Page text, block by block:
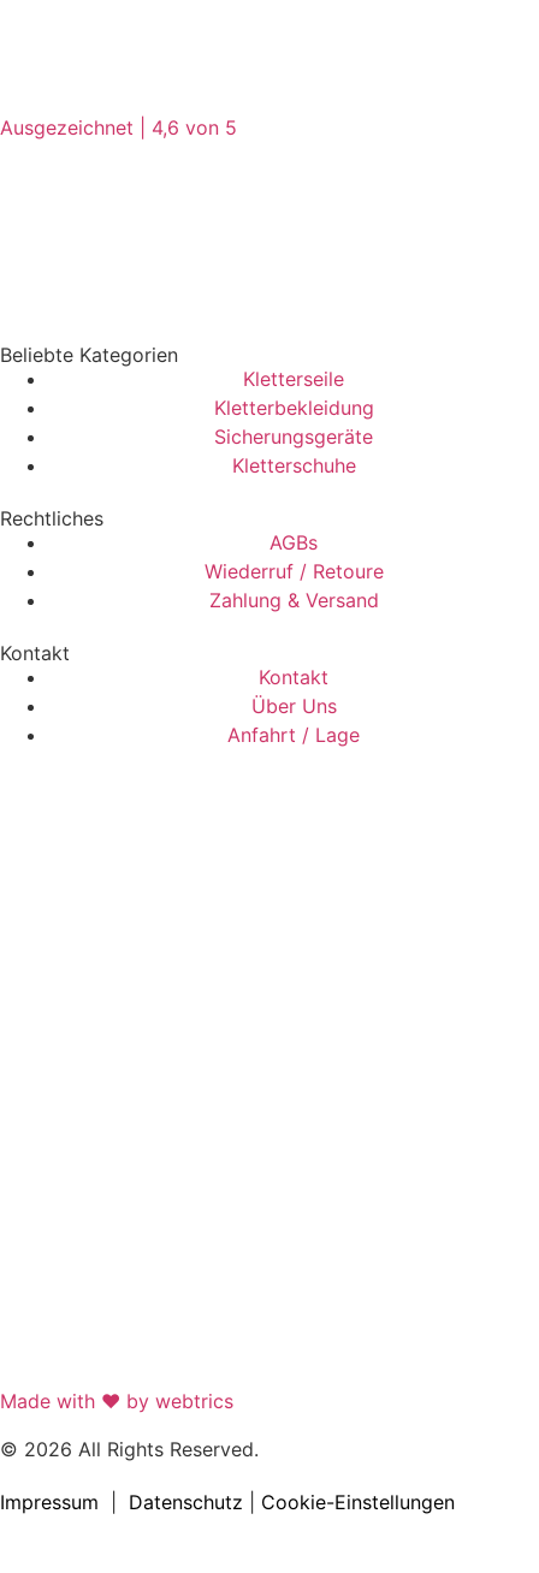
Ausgezeichnet | 4,6 von 5
Beliebte Kategorien
Kletterseile
Kletterbekleidung
Sicherungsgeräte
Kletterschuhe
Rechtliches
AGBs
Wiederruf / Retoure
Zahlung & Versand
Kontakt
Kontakt
Über Uns
Anfahrt / Lage
Made with ❤ by webtrics
© 2026 All Rights Reserved.
Impressum Datenschutz Cookie-Einstellungen